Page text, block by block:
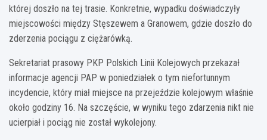
której doszło na tej trasie. Konkretnie, wypadku doświadczyły
miejscowości między Stęszewem a Granowem, gdzie doszło do
zderzenia pociągu z ciężarówką.
Sekretariat prasowy PKP Polskich Linii Kolejowych przekazał
informacje agencji PAP w poniedziałek o tym niefortunnym
incydencie, który miał miejsce na przejeździe kolejowym właśnie
około godziny 16. Na szczęście, w wyniku tego zdarzenia nikt nie
ucierpiał i pociąg nie został wykolejony.